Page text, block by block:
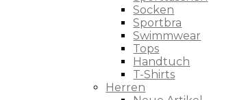
Socken
Sportbra
Swimmwear
Tops
Handtuch
T-Shirts
Herren